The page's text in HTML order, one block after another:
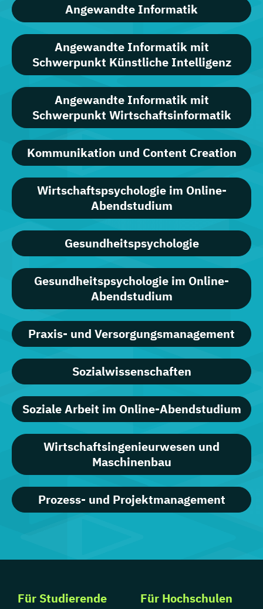
Angewandte Informatik
Angewandte Informatik mit
Schwerpunkt Künstliche Intelligenz
Angewandte Informatik mit
Schwerpunkt Wirtschaftsinformatik
Kommunikation und Content Creation
Wirtschaftspsychologie im Online-
Abendstudium
Gesundheitspsychologie
Gesundheitspsychologie im Online-
Abendstudium
Praxis- und Versorgungsmanagement
Sozialwissenschaften
Soziale Arbeit im Online-Abendstudium
Wirtschaftsingenieurwesen und
Maschinenbau
Prozess- und Projektmanagement
Für Studierende Für Hochschulen